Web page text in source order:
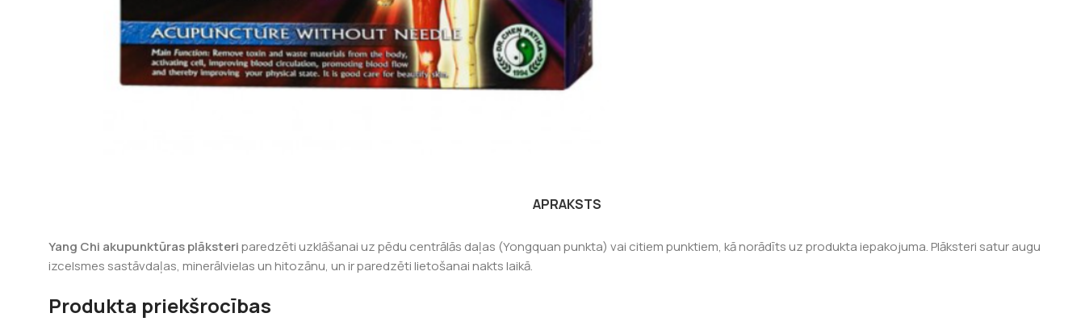
APRAKSTS
Yang Chi akupunktūras plāksteriparedzēti uzklāšanai uz pēdu centrālās daļas (Yongquan punkta) vai citiem punktiem, kā norādīts uz produkta iepakojuma. Plāksteri satur augu
izcelsmes sastāvdaļas, minerālvielas un hitozānu, un ir paredzēti lietošanai nakts laikā.
Produkta priekšrocības